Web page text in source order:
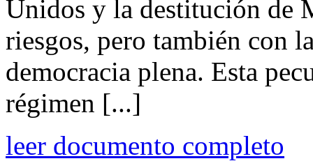
Unidos y la destitución de
riesgos, pero también con
democracia plena. Esta
régimen [...]
leer documento completo